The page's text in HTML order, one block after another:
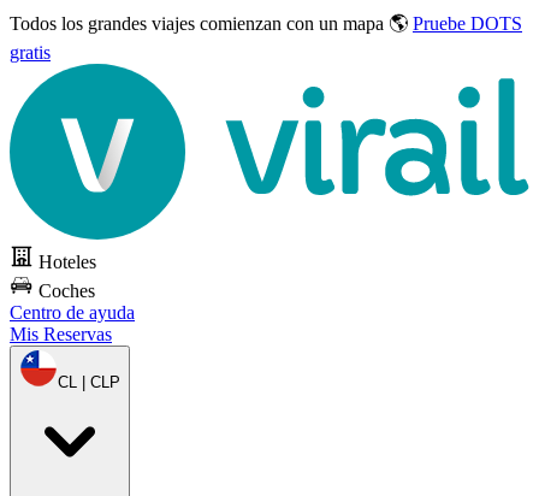
Todos los grandes viajes comienzan con un mapa 🌎 Pruebe DOTS
gratis
Hoteles
Coches
Centro de ayuda
Mis Reservas
CL | CLP